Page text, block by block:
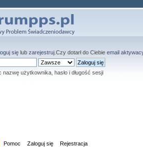
się lub zarejestruj .Czy dotarł do Ciebie email
nazwę użytkownika, hasło i długość sesji
Pomoc Zaloguj się Rejestracja